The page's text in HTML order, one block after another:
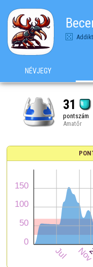
Addikt
NÉVJEGY
31
pontszám
Amatőr